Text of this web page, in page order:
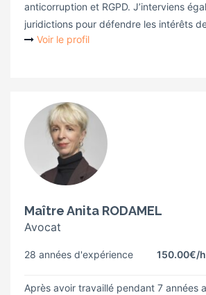
anticorruption et RGPD. J’interviens
juridictions pour défendre les intérêts
Voir le profil
Maître Anita RODAMEL
Avocat
28 années d'expérience 150.00€/
Après avoir travaillé pendant 7 années